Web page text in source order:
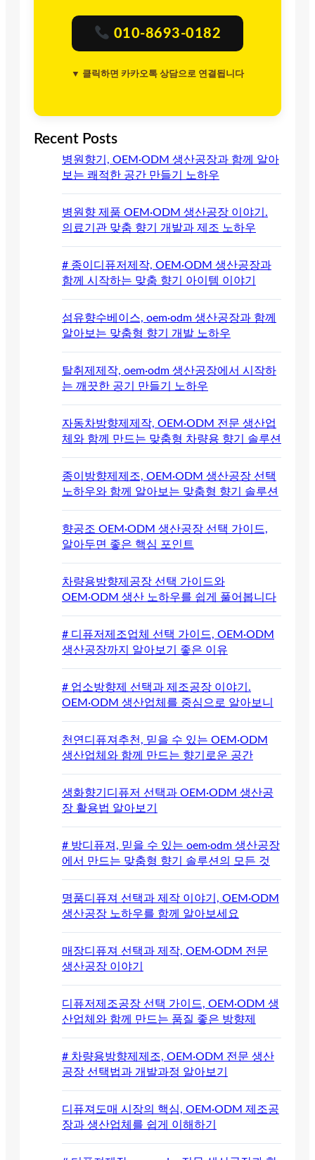
010-8693-0182
▼ 클릭하면 카카오톡 상담으로 연결됩니다
Recent Posts
병원향기, OEM·ODM 생산공장과 함께 알아
보는 쾌적한 공간 만들기 노하우
병원향 제품 OEM·ODM 생산공장 이야기.
의료기관 맞춤 향기 개발과 제조 노하우
# 종이디퓨저제작, OEM·ODM 생산공장과
함께 시작하는 맞춤 향기 아이템 이야기
섬유향수베이스, oem·odm 생산공장과 함께
알아보는 맞춤형 향기 개발 노하우
탈취제제작, oem·odm 생산공장에서 시작하
는 깨끗한 공기 만들기 노하우
자동차방향제제작, OEM·ODM 전문 생산업
체와 함께 만드는 맞춤형 차량용 향기 솔루션
종이방향제제조, OEM·ODM 생산공장 선택
노하우와 함께 알아보는 맞춤형 향기 솔루션
향공조 OEM·ODM 생산공장 선택 가이드,
알아두면 좋은 핵심 포인트
차량용방향제공장 선택 가이드와
OEM·ODM 생산 노하우를 쉽게 풀어봅니다
# 디퓨저제조업체 선택 가이드, OEM·ODM
생산공장까지 알아보기 좋은 이유
# 업소방향제 선택과 제조공장 이야기.
OEM·ODM 생산업체를 중심으로 알아보니
천연디퓨져추천, 믿을 수 있는 OEM·ODM
생산업체와 함께 만드는 향기로운 공간
생화향기디퓨저 선택과 OEM·ODM 생산공
장 활용법 알아보기
# 방디퓨져, 믿을 수 있는 oem·odm 생산공장
에서 만드는 맞춤형 향기 솔루션의 모든 것
명품디퓨져 선택과 제작 이야기, OEM·ODM
생산공장 노하우를 함께 알아보세요
매장디퓨져 선택과 제작, OEM·ODM 전문
생산공장 이야기
디퓨저제조공장 선택 가이드, OEM·ODM 생
산업체와 함께 만드는 품질 좋은 방향제
# 차량용방향제제조, OEM·ODM 전문 생산
공장 선택법과 개발과정 알아보기
디퓨져도매 시장의 핵심, OEM·ODM 제조공
장과 생산업체를 쉽게 이해하기